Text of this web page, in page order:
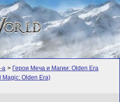
а > Герои Меча и Магии: Olden Era
Magic: Olden Era)